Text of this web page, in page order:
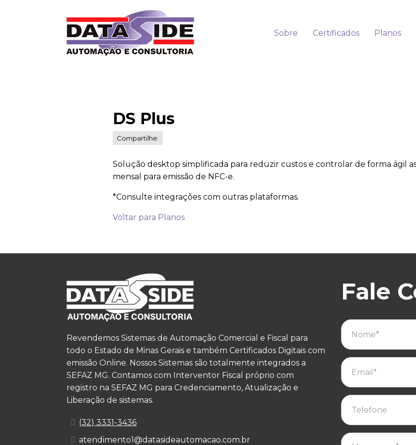
Sobre Certificados Planos
DS Plus
Compartilhe:
Solução desktop simplificada para reduzir custos e controlar de forma ágil
mensal para emissão de NFC-e.
*Consulte integrações com outras plataformas.
Voltar para Planos
Revendemos Sistemas de Automação Comercial e Fiscal para
todo o Estado de Minas Gerais e também Certificados Digitais com
emissão Online. Nossos Sistemas são totalmente integrados a
SEFAZ MG. Contamos com Interventor Fiscal próprio com
registro na SEFAZ MG para Credenciamento, Atualização e
Liberação de sistemas.
(32) 3331-3436
atendimento1@datasideautomacao.com.br
Fale